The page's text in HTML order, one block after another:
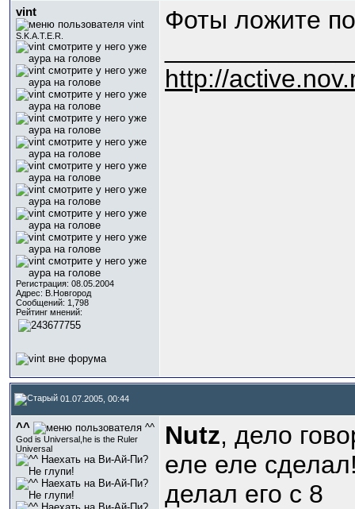
vint
S.K.A.T.E.R.
Регистрация: 08.05.2004
Адрес: В.Новгород
Сообщений: 1,798
Рейтинг мнений:
Фоты ложите
http://
01.07.2005, 00:44
^^
God is Universal,he is the Ruler
Universal
Nutz, дело
еле еле
делал его с 8